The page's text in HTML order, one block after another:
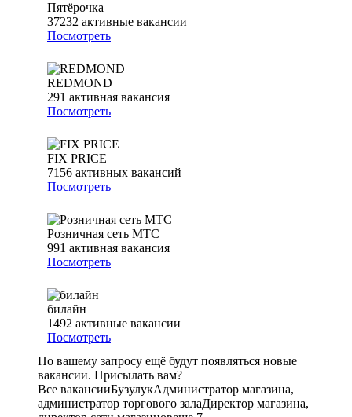
Пятёрочка
37232 активные вакансии
Посмотреть
REDMOND
291 активная вакансия
Посмотреть
FIX PRICE
7156 активных вакансий
Посмотреть
Розничная сеть МТС
991 активная вакансия
Посмотреть
билайн
1492 активные вакансии
Посмотреть
По вашему запросу ещё будут появляться новые
вакансии. Присылать вам?
Все вакансииБузулукАдминистратор магазина,
администратор торгового залаДиректор магазина,